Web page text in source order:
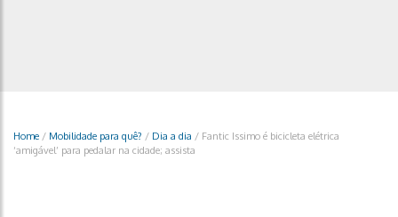
Home / Mobilidade para quê? / Dia a dia / Fantic Issimo é bicicleta elétrica
‘amigável’ para pedalar na cidade; assista